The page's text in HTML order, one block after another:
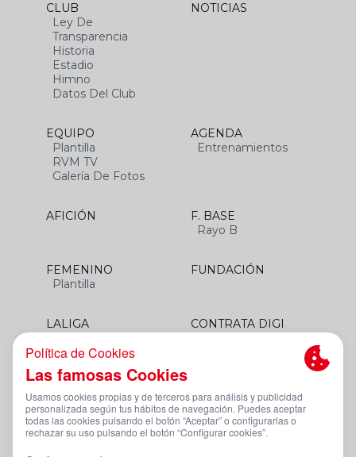
CLUB
Ley De
Transparencia
Historia
Estadio
Himno
Datos Del Club
NOTICIAS
EQUIPO
Plantilla
RVM TV
Galería De Fotos
AGENDA
Entrenamientos
AFICIÓN
F. BASE
Rayo B
FEMENINO
Plantilla
FUNDACIÓN
LALIGA
CONTRATA DIGI
Aviso Legal Y Condiciones De Uso